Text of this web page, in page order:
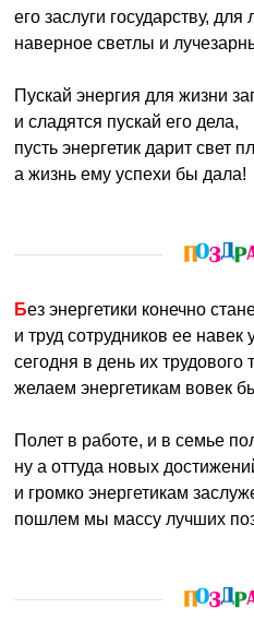
его заслуги государству, для
наверное светлы и
Пускай энергия для жизни
и сладятся пускай его дела,
пусть энергетик дарит свет
а жизнь ему успехи бы дала!
Без энергетики конечно
и труд сотрудников ее навек
сегодня в день их трудового
желаем энергетикам вовек
Полет в работе, и в семье
ну а оттуда новых
и громко энергетикам
пошлем мы массу лучших